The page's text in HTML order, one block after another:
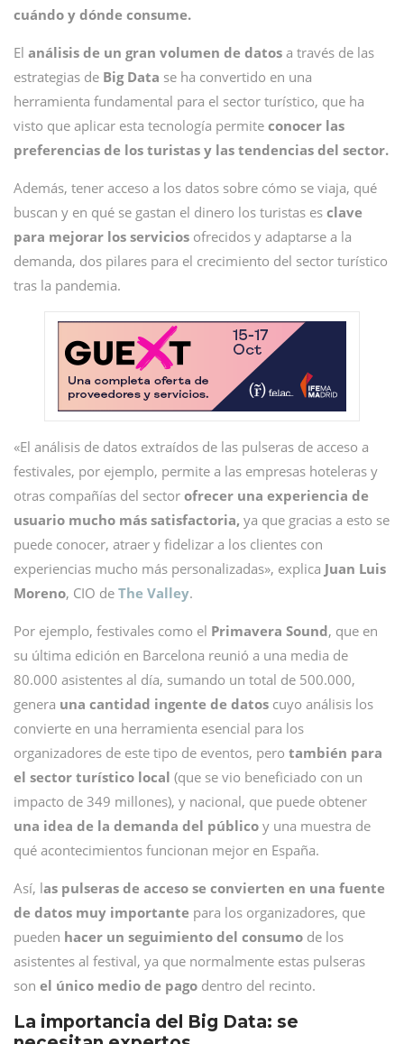
cuándo y dónde consume.
El análisis de un gran volumen de datos a través de las
estrategias de Big Data se ha convertido en una
herramienta fundamental para el sector turístico, que ha
visto que aplicar esta tecnología permite conocer las
preferencias de los turistas y las tendencias del sector.
Además, tener acceso a los datos sobre cómo se viaja, qué
buscan y en qué se gastan el dinero los turistas es clave
para mejorar los servicios ofrecidos y adaptarse a la
demanda, dos pilares para el crecimiento del sector turístico
tras la pandemia.
«El análisis de datos extraídos de las pulseras de acceso a
festivales, por ejemplo, permite a las empresas hoteleras y
otras compañías del sector ofrecer una experiencia de
usuario mucho más satisfactoria, ya que gracias a esto se
puede conocer, atraer y fidelizar a los clientes con
experiencias mucho más personalizadas», explica Juan Luis
Moreno, CIO de The Valley.
Por ejemplo, festivales como el Primavera Sound, que en
su última edición en Barcelona reunió a una media de
80.000 asistentes al día, sumando un total de 500.000,
genera una cantidad ingente de datos cuyo análisis los
convierte en una herramienta esencial para los
organizadores de este tipo de eventos, pero también para
el sector turístico local (que se vio beneficiado con un
impacto de 349 millones), y nacional, que puede obtener
una idea de la demanda del público y una muestra de
qué acontecimientos funcionan mejor en España.
Así, las pulseras de acceso se convierten en una fuente
de datos muy importante para los organizadores, que
pueden hacer un seguimiento del consumo de los
asistentes al festival, ya que normalmente estas pulseras
son el único medio de pago dentro del recinto.
La importancia del Big Data: se